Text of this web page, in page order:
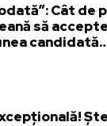
Cât
să